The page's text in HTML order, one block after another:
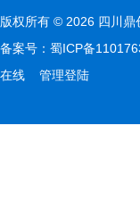
版权所有 © 2026 四川
备案号： 蜀ICP备
在线
管理登陆